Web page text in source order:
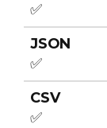
✅
✅
✅